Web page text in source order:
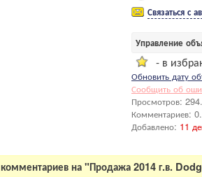
Связаться с
Управление
- в
Обновить дату
Сообщить об
Просмотров: 294.
Комментариев: 0.
Добавлено: 11
комментариев на "Продажа 2014 г.в.